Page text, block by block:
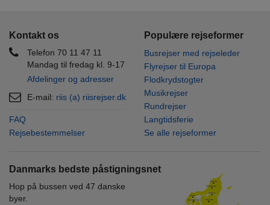
Kontakt os
Telefon 70 11 47 11
Mandag til fredag kl. 9-17
Afdelinger og adresser
E-mail: riis (a) riisrejser.dk
FAQ
Rejsebestemmelser
Populære rejseformer
Busrejser med rejseleder
Flyrejser til Europa
Flodkrydstogter
Musikrejser
Rundrejser
Langtidsferie
Se alle rejseformer
Danmarks bedste påstigningsnet
Hop på bussen ved 47 danske
byer.